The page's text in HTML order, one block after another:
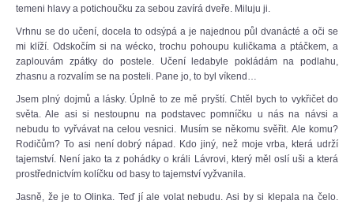
temeni hlavy a potichoučku za sebou zavírá dveře. Miluju ji.
Vrhnu se do učení, docela to odsýpá a je najednou půl dvanácté a oči se
mi klíží. Odskočím si na wécko, trochu pohoupu kuličkama a ptáčkem, a
zaplouvám zpátky do postele. Učení ledabyle pokládám na podlahu,
zhasnu a rozvalím se na posteli. Pane jo, to byl víkend…
Jsem plný dojmů a lásky. Úplně to ze mě pryští. Chtěl bych to vykřičet do
světa. Ale asi si nestoupnu na podstavec pomníčku u nás na návsi a
nebudu to vyřvávat na celou vesnici. Musím se někomu svěřit. Ale komu?
Rodičům? To asi není dobrý nápad. Kdo jiný, než moje vrba, která udrží
tajemství. Není jako ta z pohádky o králi Lávrovi, který měl oslí uši a která
prostřednictvím kolíčku od basy to tajemství vyžvanila.
Jasně, že je to Olinka. Teď jí ale volat nebudu. Asi by si klepala na čelo.